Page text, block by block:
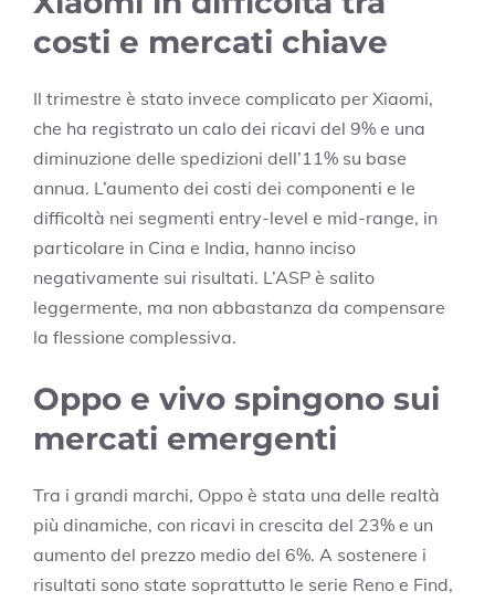
costi e mercati chiave
Il trimestre è stato invece complicato per Xiaomi,
che ha registrato un calo dei ricavi del 9% e una
diminuzione delle spedizioni dell’11% su base
annua. L’aumento dei costi dei componenti e le
difficoltà nei segmenti entry-level e mid-range, in
particolare in Cina e India, hanno inciso
negativamente sui risultati. L’ASP è salito
leggermente, ma non abbastanza da compensare
la flessione complessiva.
Oppo e vivo spingono sui
mercati emergenti
Tra i grandi marchi, Oppo è stata una delle realtà
più dinamiche, con ricavi in crescita del 23% e un
aumento del prezzo medio del 6%. A sostenere i
risultati sono state soprattutto le serie Reno e Find,